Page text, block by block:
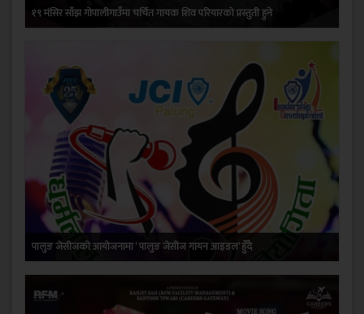
१९ मंसिर साँझ गोपालीगाउँमा चर्चित गायक शिव परियारको प्रस्तुती हुने
पालुङ जेसीजको आयोजनामा ‘ पालुङ जेसीज गायन आइडल’ हुँदै